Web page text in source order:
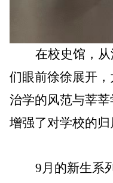
在校史馆 ，
们眼前徐徐展开 ，
治学的风范与莘
增强了对学校的
9月的新生系